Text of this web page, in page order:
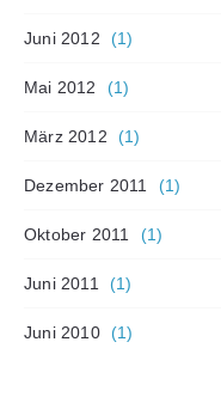
Juni 2012 (1)
Mai 2012 (1)
März 2012 (1)
Dezember 2011 (1)
Oktober 2011 (1)
Juni 2011 (1)
Juni 2010 (1)